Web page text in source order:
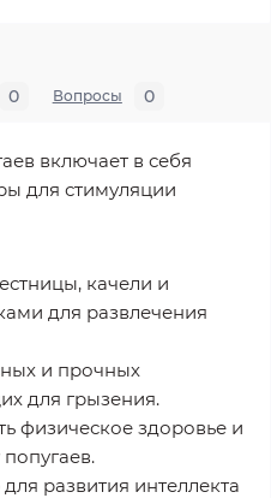
0 Вопросы 0
включает в себя
для стимуляции
качели и
для развлечения
и прочных
для грызения.
физическое здоровье и
развития интеллекта